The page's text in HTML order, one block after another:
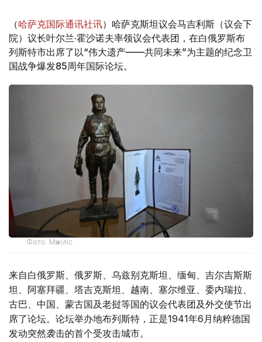
（哈萨克国际通讯社讯）哈萨克斯坦议会马吉利斯（议会下
院）议长叶尔兰·霍沙诺夫率领议会代表团，在白俄罗斯布
列斯特市出席了以“伟大遗产——共同未来”为主题的纪念卫
国战争爆发85周年国际论坛。
Фото: Мәжіліс
来自白俄罗斯、俄罗斯、乌兹别克斯坦、缅甸、吉尔吉斯斯
坦、阿塞拜疆、塔吉克斯坦、越南、塞尔维亚、委内瑞拉、
古巴、中国、蒙古国及老挝等国的议会代表团及外交使节出
席了论坛。论坛举办地布列斯特，正是1941年6月纳粹德国
发动突然袭击的首个受攻击城市。